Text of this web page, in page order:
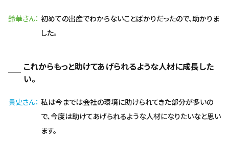
鈴華さん 初めての出産でわからないことばかりだったので、助かりま
した。
これからもっと助けてあげられるような人材に成長した
い。
貴史さん 私は今までは会社の環境に助けられてきた部分が多いの
で、今度は助けてあげられるような人材になりたいなと思い
ます。